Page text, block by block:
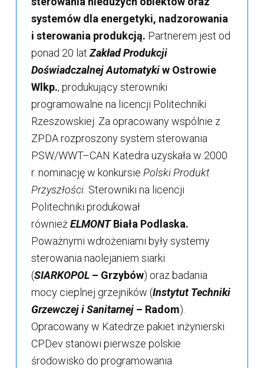
systemów dla energetyki, nadzorowania
i sterowania produkcją. Partnerem jest od
ponad 20 latZakład Produkcji
Doświadczalnej Automatykiw Ostrowie
Wlkp., produkujący sterowniki
programowalne na licencji Politechniki
Rzeszowskiej. Za opracowany wspólnie z
ZPDA rozproszony system sterowania
PSW/WWT–CAN Katedra uzyskała w 2000
r. nominację w konkursie Polski Produkt
Przyszłości. Sterowniki na licencji
Politechniki produkował
równieżELMONTBiała Podlaska.
Poważnymi wdrożeniami były systemy
sterowania naolejaniem siarki
(SIARKOPOL– Grzybów) oraz badania
mocy cieplnej grzejników (Instytut Techniki
Grzewczej i Sanitarnej– Radom).
Opracowany w Katedrze pakiet inżynierski
CPDev stanowi pierwsze polskie
środowisko do programowania